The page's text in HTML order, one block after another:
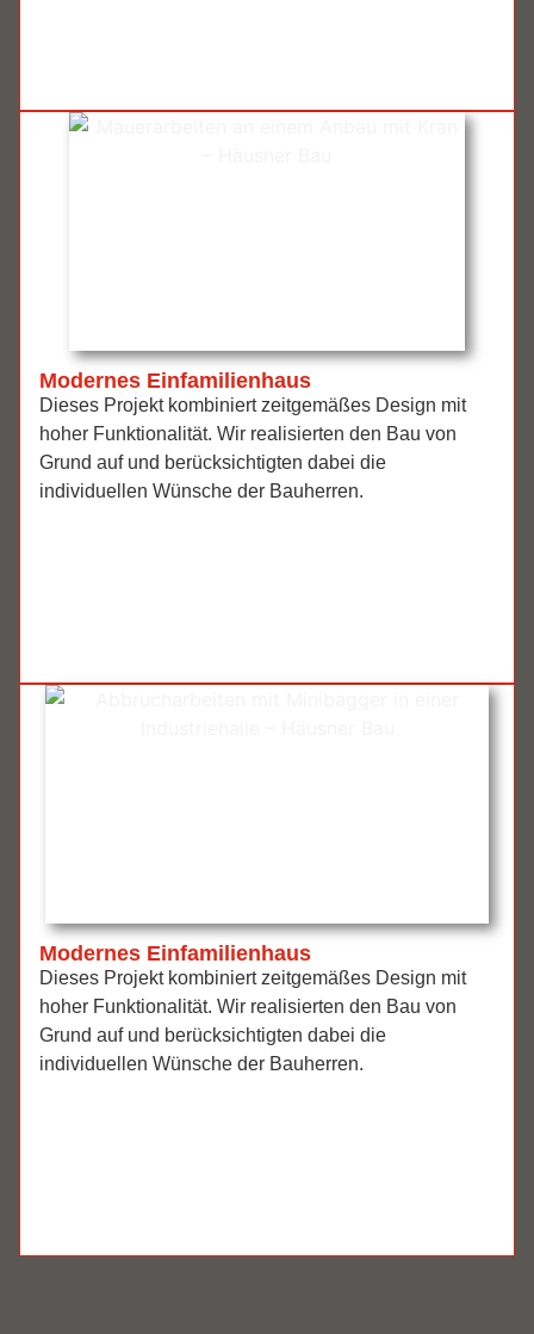
Modernes Einfamilienhaus
Dieses Projekt kombiniert zeitgemäßes Design mit
hoher Funktionalität. Wir realisierten den Bau von
Grund auf und berücksichtigten dabei die
individuellen Wünsche der Bauherren.
Modernes Einfamilienhaus
Dieses Projekt kombiniert zeitgemäßes Design mit
hoher Funktionalität. Wir realisierten den Bau von
Grund auf und berücksichtigten dabei die
individuellen Wünsche der Bauherren.